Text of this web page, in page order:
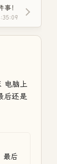
！
电脑上
后还是
最后